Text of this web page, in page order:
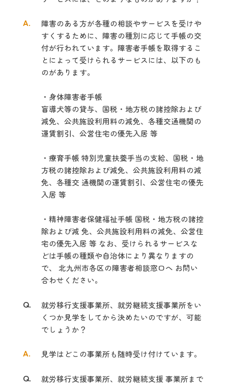
A.
障害のある方が各種の相談やサービスを受けや
すくするために、障害の種別に応じて手帳の交
付が行われています。障害者手帳を取得するこ
とによって受けら れるサービスには、以下のも
のがあります。
・身体障害者手帳
盲導犬等の貸与、国税・地方税の諸控除および
減免、公共施設利用料の減免、各種交通機関の
運賃割引、公営住宅の優先入居 等
・療育手帳 特別児童扶養手当の支給、国税・地
方税の諸控除および減免、公共施設利用料の減
免、各種交 通機関の運賃割引、公営住宅の優先
入居 等
・精神障害者保健福祉手帳 国税・地方税の諸控
除および減 免、公共施設利用料の減免、公営住
宅の優先入居 等 なお、受けられるサービスな
どは手帳の種類や自治体により異なりますの
で、 北九州市各区の障害者相談窓口へ お問い
合わせください。
Q.
就労移行支援事業所、就労継続支援事業所をい
くつか見学をしてから決めたいのですが、可能
でしょうか？
A. 見学はどこの事業所も随時受け付けています。
Q.
就労移行支援事業所、就労継続支援 事業所まで